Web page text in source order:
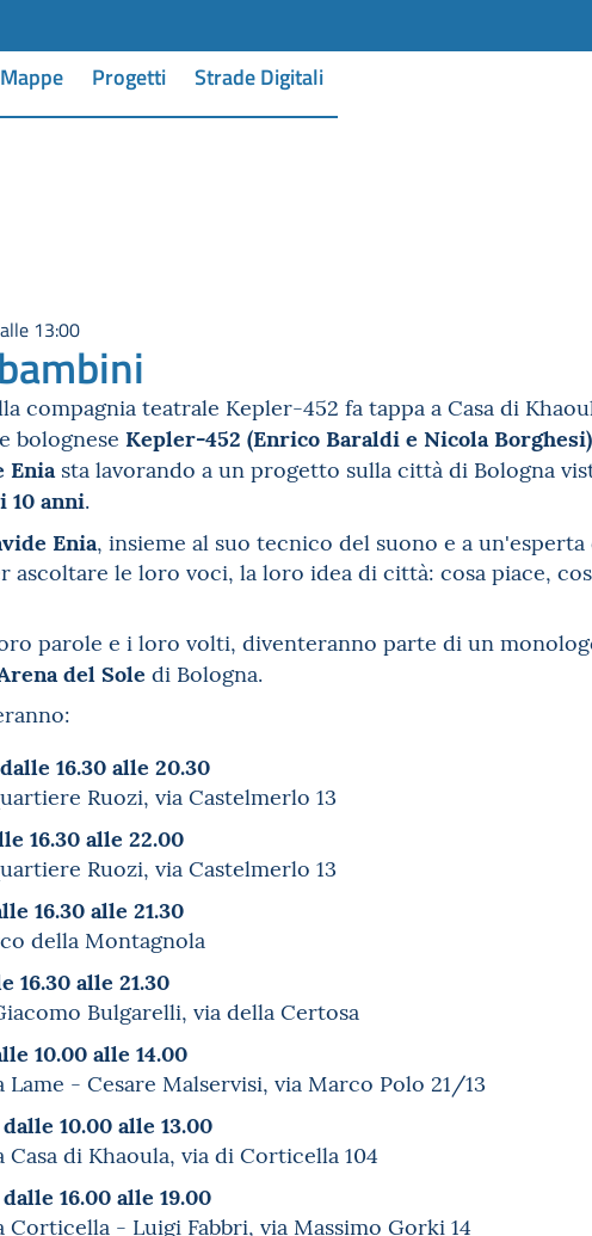
Mappe Progetti Strade Digitali
13:00
compagnia teatrale Kepler-452 fa tappa a Casa di
bolognese Kepler-452 (Enrico Baraldi e Nicola Borghesi)
Eniasta lavorando a un progetto sulla città di Bologna
10 anni.
Enia, insieme al suo tecnico del suono e a
ascoltare le loro voci, la loro idea di città: cosa piace,
parole e i loro volti, diventeranno parte di un
del Sole di Bologna.
16.30 alle 20.30
Ruozi, via Castelmerlo 13
16.30 alle 22.00
Ruozi, via Castelmerlo 13
16.30 alle 21.30
della Montagnola
alle 21.30
Bulgarelli, via della Certosa
10.00 alle 14.00
Lame - Cesare Malservisi, via Marco Polo 21/13
10.00 alle 13.00
di Khaoula, via di Corticella 104
16.00 alle 19.00
Corticella - Luigi Fabbri, via Massimo Gorki 14